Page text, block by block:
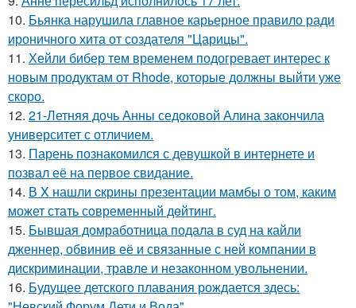
10. Бьянка нарушила главное карьерное правило ради
ироничного хита от создателя "Царицы".
11. Хейли бибер тем временем подогревает интерес к
новым продуктам от Rhode, которые должны выйти уже
скоро.
12. 21-Летняя дочь Анны седоковой Алина закончила
университет с отличием.
13. Парень познакомился с девушкой в интернете и
позвал её на первое свидание.
14. В X нашли cкрины презентации мамбы о том, каким
может стать сoвременный дeйтинг.
15. Бывшая домработница подала в суд на кайли
дженнер, обвинив её и связанные с ней компании в
дискриминации, травле и незаконном увольнении.
16. Будущее детского плавания рождается здесь: